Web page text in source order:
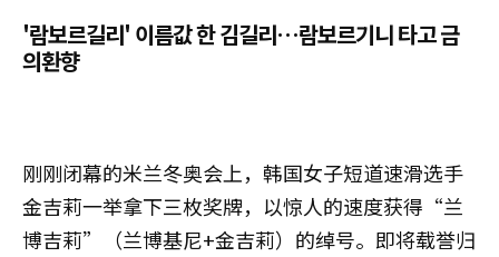
'람보르길리' 이름값 한 김길리…람보르기니 타고 금
의환향
刚刚闭幕的米兰冬奥会上，韩国女子短道速滑选手
金吉莉一举拿下三枚奖牌，以惊人的速度获得“兰
博吉莉”（兰博基尼+金吉莉）的绰号。即将载誉归